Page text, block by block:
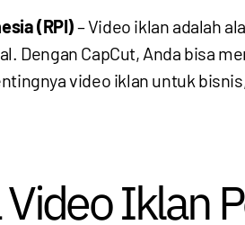
(RPI)– Video iklan adalah
Dengan CapCut, Anda bisa
video iklan untuk
Iklan